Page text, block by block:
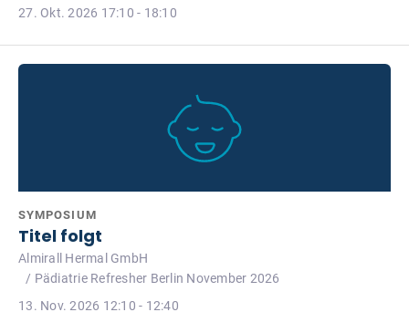
27. Okt. 2026 17:10 - 18:10
SYMPOSIUM
Titel folgt
Almirall Hermal GmbH
/ Pädiatrie Refresher Berlin November 2026
13. Nov. 2026 12:10 - 12:40